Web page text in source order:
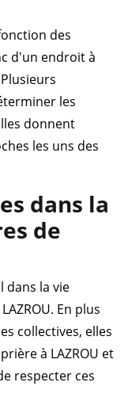
des
d'un endroit à
les
donnent
les uns des
dans la
de
dans la vie
En plus
collectives, elles
à LAZROU et
respecter ces